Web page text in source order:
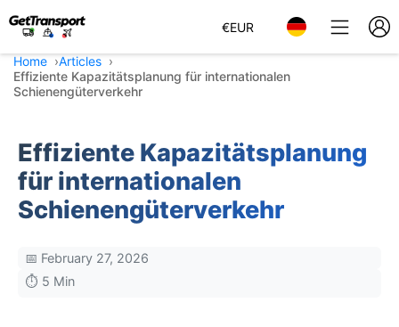
€EUR
Home
Articles
Effiziente Kapazitätsplanung für internationalen
Schienengüterverkehr
Effiziente Kapazitätsplanung
für internationalen
Schienengüterverkehr
📅 February 27, 2026
⏱️ 5 Min